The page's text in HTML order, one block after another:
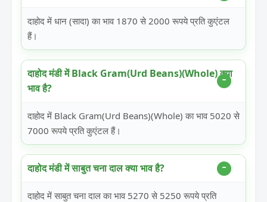
दाहोद में धान (सादा) का भाव 1870 से 2000 रूपये प्रति कुएंटल
हैं।
दाहोद मंडी में Black Gram(Urd Beans)(Whole) क्या
भाव है?
दाहोद में Black Gram(Urd Beans)(Whole) का भाव 5020 से
7000 रूपये प्रति कुएंटल हैं।
दाहोद मंडी में साबुत चना दाल क्या भाव है?
दाहोद में साबुत चना दाल का भाव 5270 से 5250 रूपये प्रति